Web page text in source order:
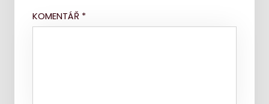
KOMENTÁŘ *